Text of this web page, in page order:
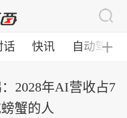
话 快讯 自动驾驶
╋
2028年AI营收占7
蟹的人